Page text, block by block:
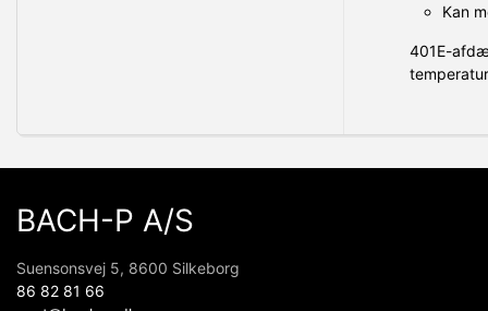
Kan
401E-
BACH-P A/S
Suensonsvej 5, 8600 Silkeborg
86 82 81 66